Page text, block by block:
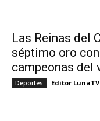
Las Reinas del
séptimo oro
campeonas del
Deportes Editor LunaTV